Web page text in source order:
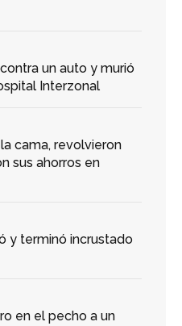
un auto y murió
Interzonal
cama, revolvieron
sus ahorros en
y terminó incrustado
en el pecho a un